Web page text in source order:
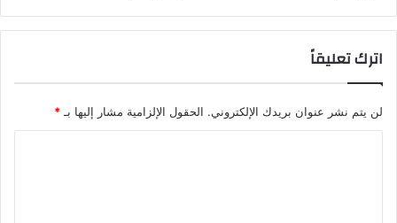
اترك تعليقاً
لن يتم نشر عنوان بريدك الإلكتروني. الحقول الإلزامية مشار إليها بـ*